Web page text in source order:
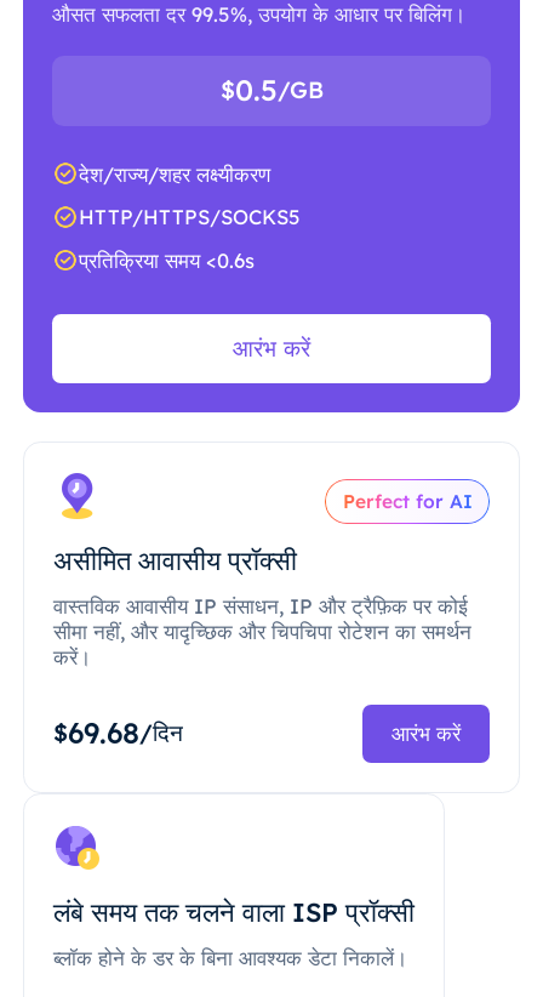
औसत सफलता दर 99.5%, उपयोग के आधार पर बिलिंग।
$0.5/GB
देश/राज्य/शहर लक्ष्यीकरण
HTTP/HTTPS/SOCKS5
प्रतिक्रिया समय <0.6s
आरंभ करें
Perfect for AI
असीमित आवासीय प्रॉक्सी
वास्तविक आवासीय IP संसाधन, IP और ट्रैफ़िक पर कोई
सीमा नहीं, और यादृच्छिक और चिपचिपा रोटेशन का समर्थन
करें।
$69.68/दिन आरंभ करें
लंबे समय तक चलने वाला ISP प्रॉक्सी
ब्लॉक होने के डर के बिना आवश्यक डेटा निकालें।